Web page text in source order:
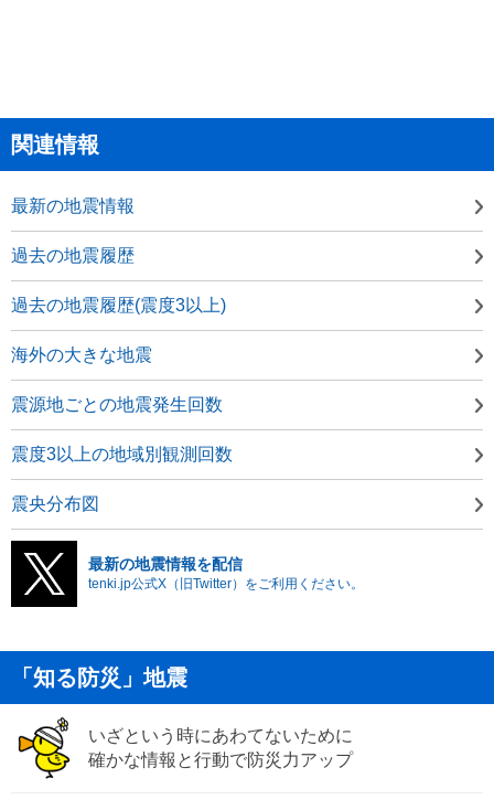
関連情報
最新の地震情報
過去の地震履歴
過去の地震履歴(震度3以上)
海外の大きな地震
震源地ごとの地震発生回数
震度3以上の地域別観測回数
震央分布図
最新の地震情報を配信
tenki.jp公式X（旧Twitter）をご利用ください。
「知る防災」地震
いざという時にあわてないために
確かな情報と行動で防災力アップ